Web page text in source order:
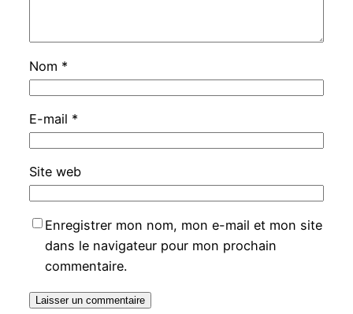
Nom *
E-mail *
Site web
Enregistrer mon nom, mon e-mail et mon site
dans le navigateur pour mon prochain
commentaire.